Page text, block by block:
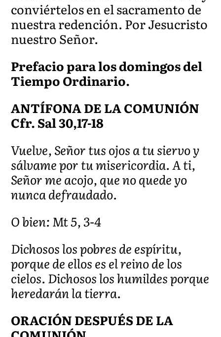
conviértelos en el sacramento de
nuestra redención. Por Jesucristo
nuestro Señor.
Prefacio para los domingos del
Tiempo Ordinario.
ANTÍFONA DE LA COMUNIÓN
Cfr. Sal 30,17-18
Vuelve, Señor tus ojos a tu siervo y
sálvame por tu misericordia. A ti,
Señor me acojo, que no quede yo
nunca defraudado.
O bien: Mt 5, 3-4
Dichosos los pobres de espíritu,
porque de ellos es el reino de los
cielos. Dichosos los humildes porque
heredarán la tierra.
ORACIÓN DESPUÉS DE LA